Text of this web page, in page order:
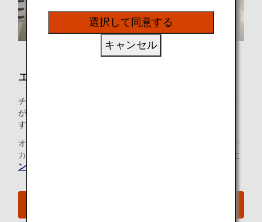
エコノミークラスの空港サービス
チェックインから搭乗ゲートに至るまでのあらゆるお手続き
が、できるだけ簡単で快適なものとなるよう心がけておりま
す。
オンラインチェックインをご利用のお客様は、チェックイン
カウンターへのお立ち寄りは不要です。詳細については、
オ
ンラインチェックイン
選択して同意する
キャンセル